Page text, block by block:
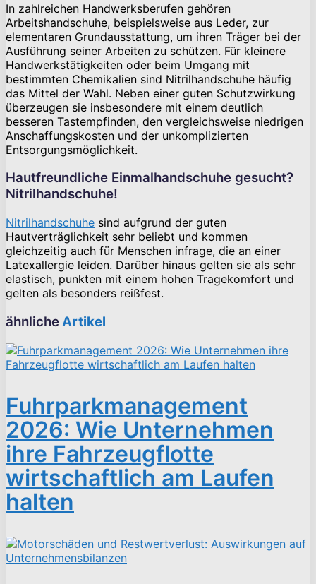
In zahlreichen Handwerksberufen gehören
Arbeitshandschuhe, beispielsweise aus Leder, zur
elementaren Grundausstattung, um ihren Träger bei der
Ausführung seiner Arbeiten zu schützen. Für kleinere
Handwerkstätigkeiten oder beim Umgang mit
bestimmten Chemikalien sind Nitrilhandschuhe häufig
das Mittel der Wahl. Neben einer guten Schutzwirkung
überzeugen sie insbesondere mit einem deutlich
besseren Tastempfinden, den vergleichsweise niedrigen
Anschaffungskosten und der unkomplizierten
Entsorgungsmöglichkeit.
Hautfreundliche Einmalhandschuhe gesucht?
Nitrilhandschuhe!
Nitrilhandschuhe sind aufgrund der guten
Hautverträglichkeit sehr beliebt und kommen
gleichzeitig auch für Menschen infrage, die an einer
Latexallergie leiden. Darüber hinaus gelten sie als sehr
elastisch, punkten mit einem hohen Tragekomfort und
gelten als besonders reißfest.
ähnlicheArtikel
Fuhrparkmanagement
2026: Wie Unternehmen
ihre Fahrzeugflotte
wirtschaftlich am Laufen
halten